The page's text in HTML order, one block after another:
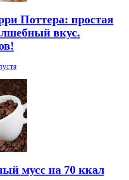
Поттера: простая
вкус.
мусс на 70 ккал